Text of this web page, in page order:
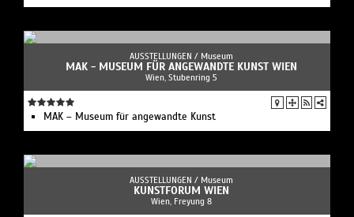
AUSSTELLUNGEN / Museum
MAK - MUSEUM FÜR ANGEWANDTE KUNST WIEN
Wien, Stubenring 5
MAK – Museum für angewandte Kunst
AUSSTELLUNGEN / Museum
KUNSTFORUM WIEN
Wien, Freyung 8